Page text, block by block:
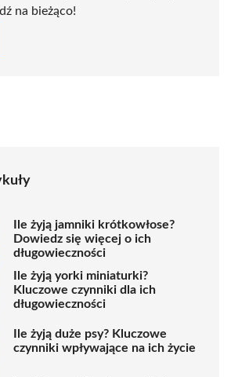
na bieżąco!
Ile żyją jamniki krótkowłose?
Dowiedz się więcej o ich
długowieczności
Ile żyją yorki miniaturki?
Kluczowe czynniki dla ich
długowieczności
Ile żyją duże psy? Kluczowe
czynniki wpływające na ich życie